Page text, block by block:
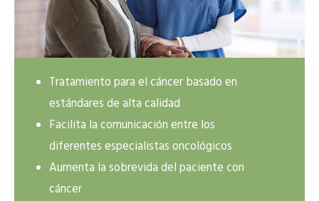
Tratamiento para el cáncer basado en
estándares de alta calidad
Facilita la comunicación entre los
diferentes especialistas oncológicos
Aumenta la sobrevida del paciente con
cáncer